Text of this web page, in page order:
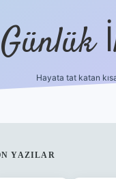
Günlük
Hayata tat katan
YAZILAR